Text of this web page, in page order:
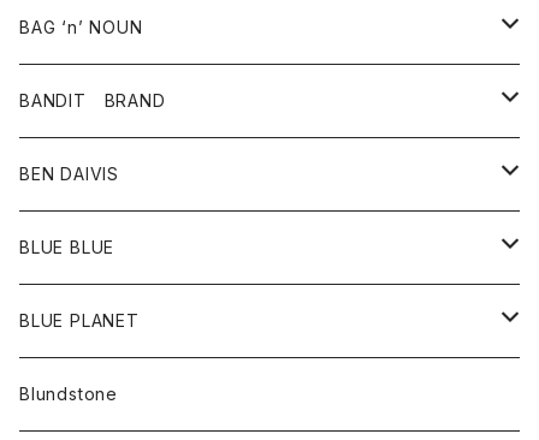
その他雑貨
スカート
パンツ
グッズ
靴
アウター
革ジャケット
BAG ‘n’ NOUN
アクセサリー
バッグ
ポーチ
BANDIT BRAND
トップス
Ｔシャツ
BEN DAIVIS
ポトム
パンツ
BLUE BLUE
アウター
カーディガン
アクセサリー
BLUE PLANET
サングラス
Blundstone